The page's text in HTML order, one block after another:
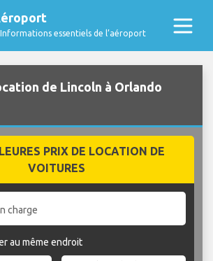
Informations essentiels de l’aéroport
de Lincoln à Orlando
PRIX DE LOCATION DE
VOITURES
charge
au même endroit